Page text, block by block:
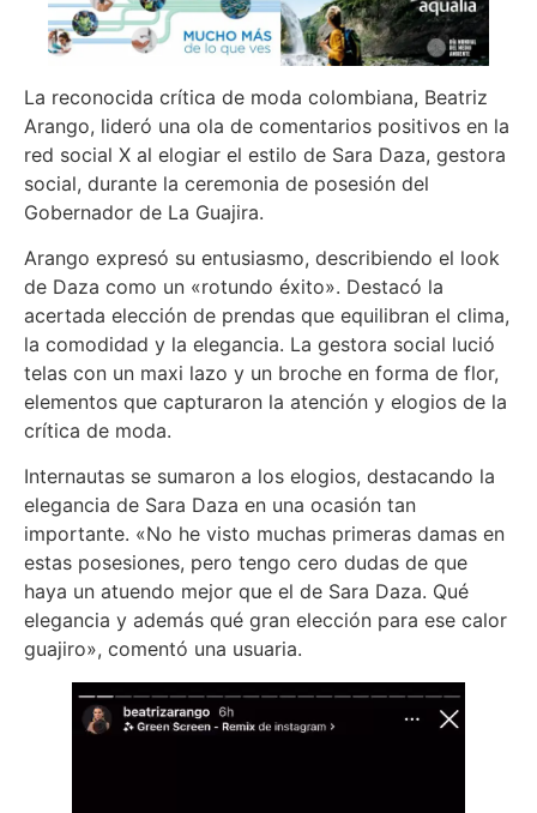
La reconocida crítica de moda colombiana, Beatriz
Arango, lideró una ola de comentarios positivos en la
red social X al elogiar el estilo de Sara Daza, gestora
social, durante la ceremonia de posesión del
Gobernador de La Guajira.
Arango expresó su entusiasmo, describiendo el look
de Daza como un «rotundo éxito». Destacó la
acertada elección de prendas que equilibran el clima,
la comodidad y la elegancia. La gestora social lució
telas con un maxi lazo y un broche en forma de flor,
elementos que capturaron la atención y elogios de la
crítica de moda.
Internautas se sumaron a los elogios, destacando la
elegancia de Sara Daza en una ocasión tan
importante. «No he visto muchas primeras damas en
estas posesiones, pero tengo cero dudas de que
haya un atuendo mejor que el de Sara Daza. Qué
elegancia y además qué gran elección para ese calor
guajiro», comentó una usuaria.